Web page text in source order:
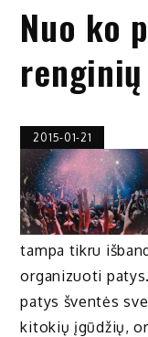
Nuo ko
2015-01-21
tampa tikru
organizuoti
patys šventės
kitokių įgūdžių,